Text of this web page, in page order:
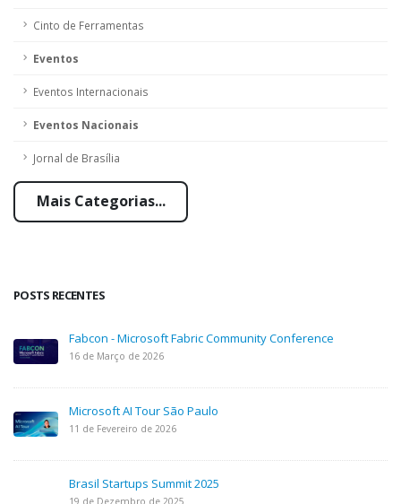
Cinto de Ferramentas
Eventos
Eventos Internacionais
Eventos Nacionais
Jornal de Brasília
Mais Categorias...
POSTS RECENTES
Fabcon - Microsoft Fabric Community Conference
16 de Março de 2026
Microsoft AI Tour São Paulo
11 de Fevereiro de 2026
Brasil Startups Summit 2025
19 de Dezembro de 2025